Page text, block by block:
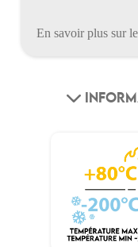
En savoir plus sur